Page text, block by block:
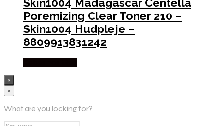
Skin1004 Madagascar Centella
Poremizing Clear Toner 210 –
Skin1004 Hudpleje –
8809913831242
×
×
What are you looking for?